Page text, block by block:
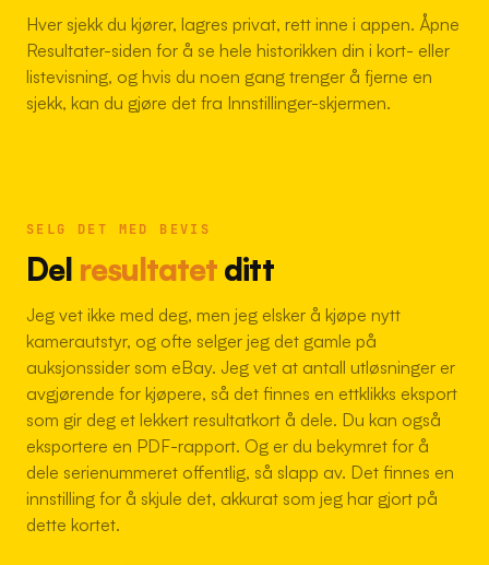
Hver sjekk du kjører, lagres privat, rett inne i appen. Åpne
Resultater-siden for å se hele historikken din i kort- eller
listevisning, og hvis du noen gang trenger å fjerne en
sjekk, kan du gjøre det fra Innstillinger-skjermen.
SELG DET MED BEVIS
Del resultatet ditt
Jeg vet ikke med deg, men jeg elsker å kjøpe nytt
kamerautstyr, og ofte selger jeg det gamle på
auksjonssider som eBay. Jeg vet at antall utløsninger er
avgjørende for kjøpere, så det finnes en ettklikks eksport
som gir deg et lekkert resultatkort å dele. Du kan også
eksportere en PDF-rapport. Og er du bekymret for å
dele serienummeret offentlig, så slapp av. Det finnes en
innstilling for å skjule det, akkurat som jeg har gjort på
dette kortet.